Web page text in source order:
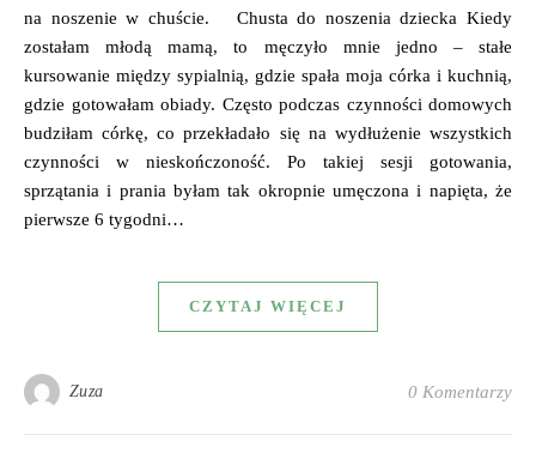
na noszenie w chuście. Chusta do noszenia dziecka Kiedy
zostałam młodą mamą, to męczyło mnie jedno – stałe
kursowanie między sypialnią, gdzie spała moja córka i kuchnią,
gdzie gotowałam obiady. Często podczas czynności domowych
budziłam córkę, co przekładało się na wydłużenie wszystkich
czynności w nieskończoność. Po takiej sesji gotowania,
sprzątania i prania byłam tak okropnie umęczona i napięta, że
pierwsze 6 tygodni…
CZYTAJ WIĘCEJ
Zuza 0 Komentarzy